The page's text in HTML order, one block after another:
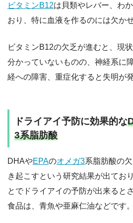
ビタミンB12は貝類やレバー、わ
おり、特に血液を作るのには欠か
ビタミンB12の欠乏が進むと、現
分かっていないものの、神経系に
経への障害、重症化すると失明が
ドライアイ予防に効果的な
3系脂肪酸
DHAやEPAのオメガ3系脂肪酸の
き起こすという研究結果が出てお
とでドライアイの予防が出来ると
食品は、青魚や亜麻仁油などです。